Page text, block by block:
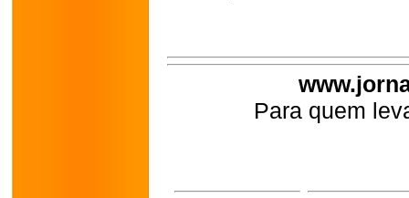
Para quem